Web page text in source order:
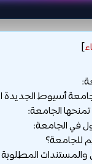
]
أسيوط الجديدة
تمنحها الجامعة:
في الجامعة:
للجامعة؟
والمستندات المطلوبة